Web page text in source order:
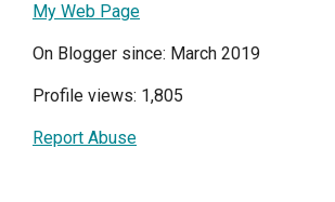
My Web Page
On Blogger since: March 2019
Profile views: 1,805
Report Abuse